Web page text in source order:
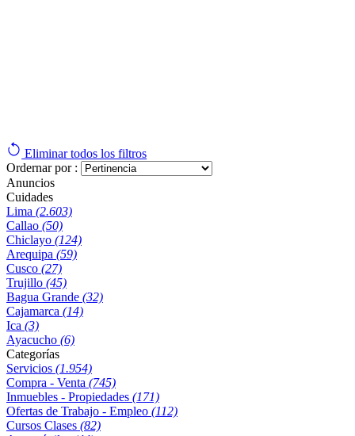
Eliminar todos los filtros
Ordernar por :
Anuncios
Cuidades
Lima (2.603)
Callao (50)
Chiclayo (124)
Arequipa (59)
Cusco (27)
Trujillo (45)
Bagua Grande (32)
Cajamarca (14)
Ica (3)
Ayacucho (6)
Categorías
Servicios (1.954)
Compra - Venta (745)
Inmuebles - Propiedades (171)
Ofertas de Trabajo - Empleo (112)
Cursos Clases (82)